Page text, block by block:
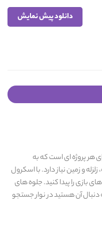
دانلود پیش نمایش
هر پروژه ای است که به
و زمین نیاز دارد. با اسکرول
بازی را پیدا کنید. جلوه های
دنبال آن هستید در نوار جستجو